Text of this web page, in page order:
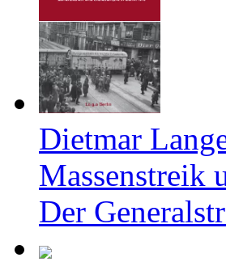
Dietmar
Massenstreik
Der